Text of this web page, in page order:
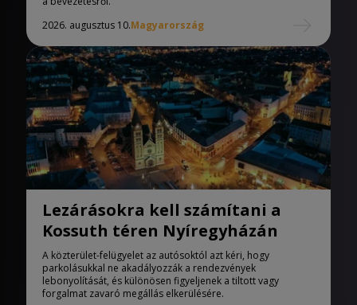
2026. augusztus 10.Magyarország
Lezárásokra kell számítani a
Kossuth téren Nyíregyházán
A közterület-felügyelet az autósoktól azt kéri, hogy
parkolásukkal ne akadályozzák a rendezvények
lebonyolítását, és különösen figyeljenek a tiltott vagy
forgalmat zavaró megállás elkerülésére.